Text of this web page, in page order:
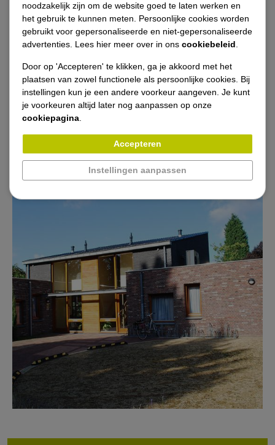
noodzakelijk zijn om de website goed te laten werken en
het gebruik te kunnen meten. Persoonlijke cookies worden
gebruikt voor gepersonaliseerde en niet-gepersonaliseerde
advertenties. Lees hier meer over in ons cookiebeleid
Door op 'Accepteren' te klikken, ga je akkoord met het
plaatsen van zowel functionele als persoonlijke cookies. Bij
instellingen kun je een andere voorkeur aangeven. Je kunt
je voorkeuren altijd later nog aanpassen op onze
cookiepagina
Accepteren
Instellingen aanpassen
Referenties / projecten
Opdrachtgevers
Vacatures
Nieuws
Contact